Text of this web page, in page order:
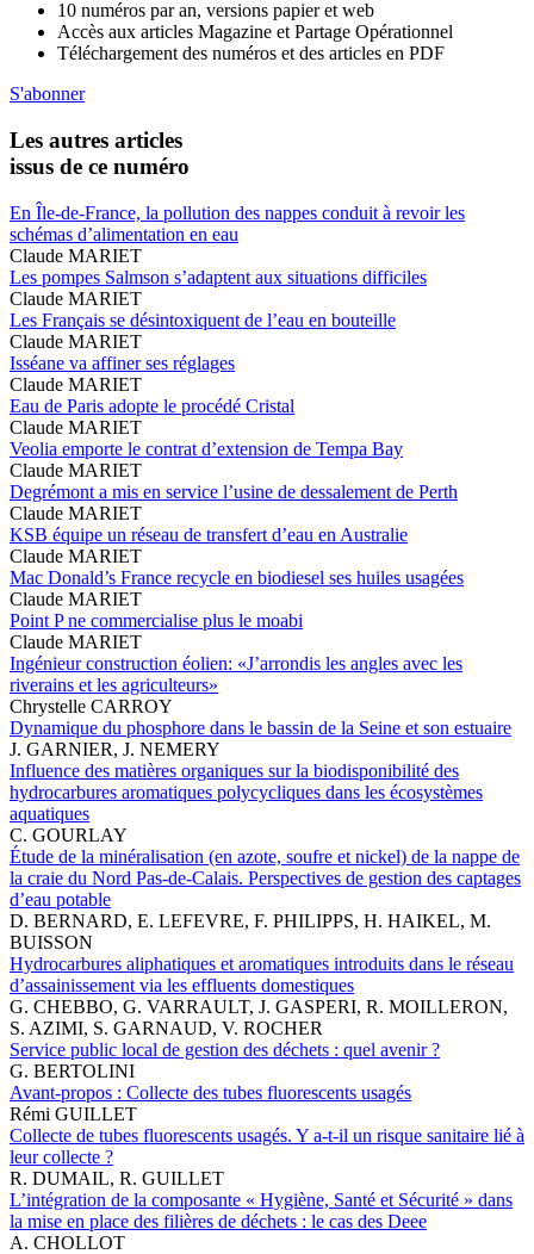
10 numéros par an, versions papier et web
Accès aux articles Magazine et Partage Opérationnel
Téléchargement des numéros et des articles en PDF
S'abonner
Les autres articles
issus de ce numéro
En Île-de-France, la pollution des nappes conduit à revoir les
schémas d’alimentation en eau
Claude MARIET
Les pompes Salmson s’adaptent aux situations difficiles
Claude MARIET
Les Français se désintoxiquent de l’eau en bouteille
Claude MARIET
Isséane va affiner ses réglages
Claude MARIET
Eau de Paris adopte le procédé Cristal
Claude MARIET
Veolia emporte le contrat d’extension de Tempa Bay
Claude MARIET
Degrémont a mis en service l’usine de dessalement de Perth
Claude MARIET
KSB équipe un réseau de transfert d’eau en Australie
Claude MARIET
Mac Donald’s France recycle en biodiesel ses huiles usagées
Claude MARIET
Point P ne commercialise plus le moabi
Claude MARIET
Ingénieur construction éolien: «J’arrondis les angles avec les
riverains et les agriculteurs»
Chrystelle CARROY
Dynamique du phosphore dans le bassin de la Seine et son estuaire
J. GARNIER, J. NEMERY
Influence des matières organiques sur la biodisponibilité des
hydrocarbures aromatiques polycycliques dans les écosystèmes
aquatiques
C. GOURLAY
Étude de la minéralisation (en azote, soufre et nickel) de la nappe de
la craie du Nord Pas-de-Calais. Perspectives de gestion des captages
d’eau potable
D. BERNARD, E. LEFEVRE, F. PHILIPPS, H. HAIKEL, M.
BUISSON
Hydrocarbures aliphatiques et aromatiques introduits dans le réseau
d’assainissement via les effluents domestiques
G. CHEBBO, G. VARRAULT, J. GASPERI, R. MOILLERON,
S. AZIMI, S. GARNAUD, V. ROCHER
Service public local de gestion des déchets : quel avenir ?
G. BERTOLINI
Avant-propos : Collecte des tubes fluorescents usagés
Rémi GUILLET
Collecte de tubes fluorescents usagés. Y a-t-il un risque sanitaire lié à
leur collecte ?
R. DUMAIL, R. GUILLET
L’intégration de la composante « Hygiène, Santé et Sécurité » dans
la mise en place des filières de déchets : le cas des Deee
A. CHOLLOT